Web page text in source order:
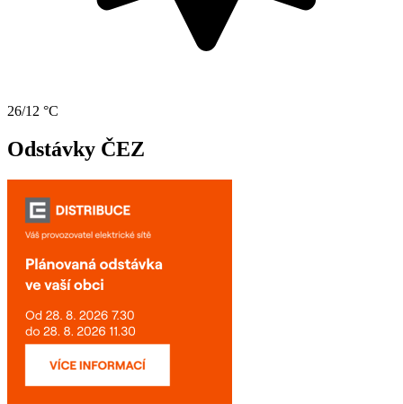
26/12 °C
Odstávky ČEZ